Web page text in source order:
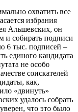
охватить все
избрания
Альшевских, он
и собирать подписи
6 тыс. подписей –
единого кандидата
не особо
соискателей
как,
«двинуть»
удалось собрать
что это было